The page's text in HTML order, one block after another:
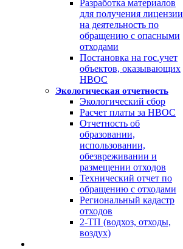
Разработка материалов
для получения лицензии
на деятельность по
обращению с опасными
отходами
Постановка на гос.учет
объектов, оказывающих
НВОС
Экологическая отчетность
Экологический сбор
Расчет платы за НВОС
Отчетность об
образовании,
использовании,
обезвреживании и
размещении отходов
Технический отчет по
обращению с отходами
Региональный кадастр
отходов
2-ТП (водхоз, отходы,
воздух)